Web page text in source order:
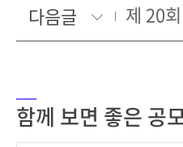
다음글
제 20
함께 보면 좋은 공